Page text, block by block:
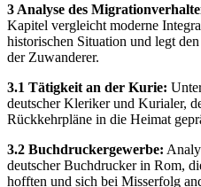
3 Analyse des
Kapitel vergleicht moderne
historischen Situation und legt
der Zuwanderer.
3.1 Tätigkeit an der Kurie:
deutscher Kleriker und Kurialer,
Rückkehrpläne in die Heimat
3.2 Buchdruckergewerbe:
deutscher Buchdrucker in Rom,
hofften und sich bei Misserfolg